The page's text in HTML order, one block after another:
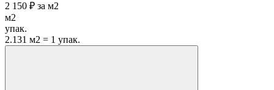
2 150 ₽ за м2
м2
упак.
2.131 м2 = 1 упак.